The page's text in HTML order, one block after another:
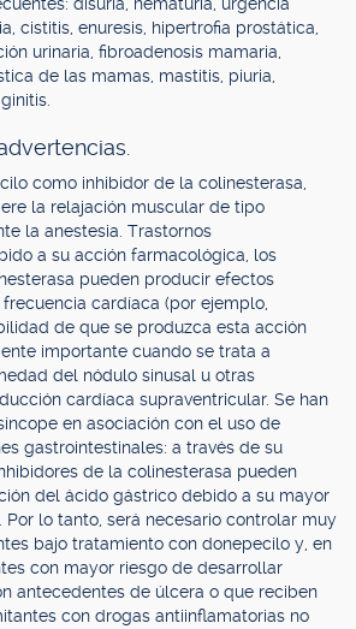
cistitis, enuresis, hipertrofia prostática,
urinaria, fibroadenosis mamaria,
de las mamas, mastitis, piuria,
como inhibidor de la colinesterasa,
la relajación muscular de tipo
la anestesia. Trastornos
a su acción farmacológica, los
pueden producir efectos
cardíaca (por ejemplo,
de que se produzca esta acción
importante cuando se trata a
del nódulo sinusal u otras
cardíaca supraventricular. Se han
en asociación con el uso de
gastrointestinales: a través de su
de la colinesterasa pueden
del ácido gástrico debido a su mayor
lo tanto, será necesario controlar muy
bajo tratamiento con donepecilo y, en
con mayor riesgo de desarrollar
antecedentes de úlcera o que reciben
con drogas antiinflamatorias no